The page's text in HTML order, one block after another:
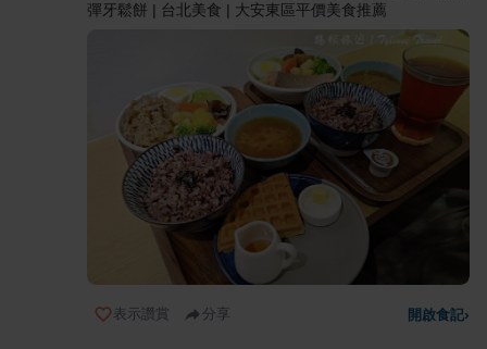
彈牙鬆餅 | 台北美食 | 大安東區平價美食推薦
表示讚賞 分享 開啟食記›